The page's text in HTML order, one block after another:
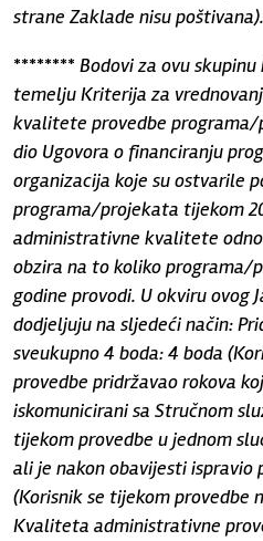
strane Zaklade nisu poštivana).
********Bodovi za ovu
temelju Kriterija za
kvalitete provedbe
dio Ugovora o financiranju
organizacija koje su ostvarile
programa/projekata tijekom
administrativne kvalitete
obzira na to koliko programa/
godine provodi. U okviru ovog
dodjeljuju na sljedeći način:
sveukupno 4 boda: 4 boda
provedbe pridržavao rokova
iskomunicirani sa Stručnom
tijekom provedbe u jednom
ali je nakon obavijesti ispravio
(Korisnik se tijekom provedbe
Kvaliteta administrativne